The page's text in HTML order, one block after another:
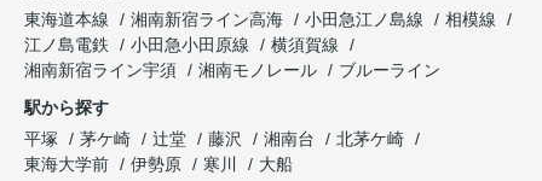
東海道本線
湘南新宿ライン高海 小田急江ノ島線
相模線
江ノ島電鉄
小田急小田原線
横須賀線
湘南新宿ライン宇須
湘南モノレール
ブルーライン
駅から探す
平塚
茅ケ崎 辻堂 藤沢 湘南台
北茅ケ崎
東海大学前
伊勢原 寒川 大船